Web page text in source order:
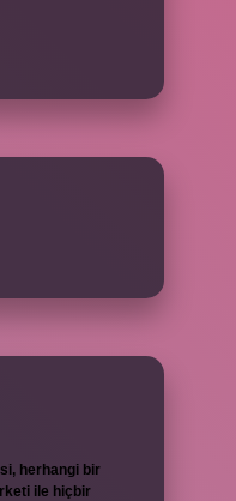
herhangi bir
ile hiçbir